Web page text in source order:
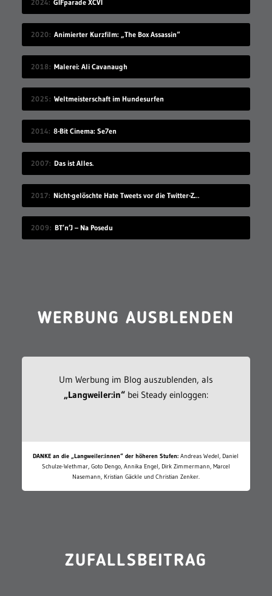
2024 GIFparade XCVI
2020 Animierter Kurzfilm: „The Box Assassin“
2018 Malerei: Ali Cavanaugh
2025 Weltmeisterschaft im Hundesurfen
2014 8-Bit Cinema: Se7en
2007 Das ist Alles.
2017 Nicht-gelöschte Hate Tweets vor die Twitter-Zentrale gesprüht
2009 BT’n’J – Na Posedu
WERBUNG AUSBLENDEN
Um Werbung im Blog auszublenden, als
„Langweiler:in“bei Steady einloggen:
DANKE an die „Langweiler:innen“ der höheren Stufen: Andreas Wedel, Daniel
Schulze-Wethmar, Goto Dengo, Annika Engel, Dirk Zimmermann, Marcel
Nasemann, Kristian Gäckle und Christian Zenker.
ZUFALLSBEITRAG